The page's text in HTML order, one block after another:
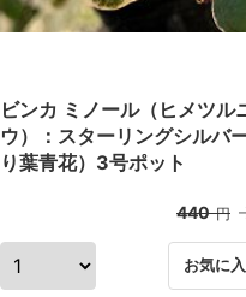
ビンカ ミノール（ヒメツル
ウ）：スターリングシルバ
り葉青花）3号ポット
440 円
お気に